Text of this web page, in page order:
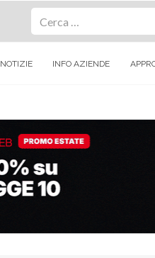
NOTIZIE INFO AZIENDE